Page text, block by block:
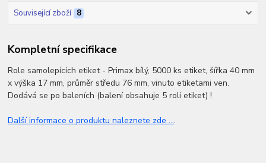
Související zboží 8
Kompletní specifikace
Role samolepících etiket - Primax bílý, 5000 ks etiket, šířka 40 mm
x výška 17 mm, průměr středu 76 mm, vinuto etiketami ven.
Dodává se po baleních (balení obsahuje 5 rolí etiket) !
Další informace o produktu naleznete zde ....